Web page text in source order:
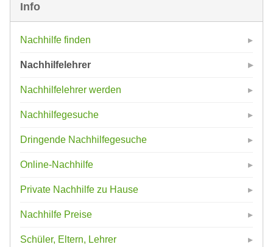
Info
Nachhilfe finden
Nachhilfelehrer
Nachhilfelehrer werden
Nachhilfegesuche
Dringende Nachhilfegesuche
Online-Nachhilfe
Private Nachhilfe zu Hause
Nachhilfe Preise
Schüler, Eltern, Lehrer